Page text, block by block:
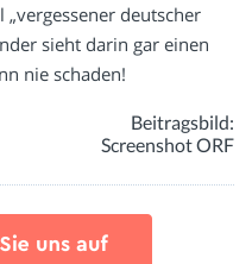
deutscher
sieht darin gar einen
nie schaden!
Beitragsbild:
Screenshot ORF